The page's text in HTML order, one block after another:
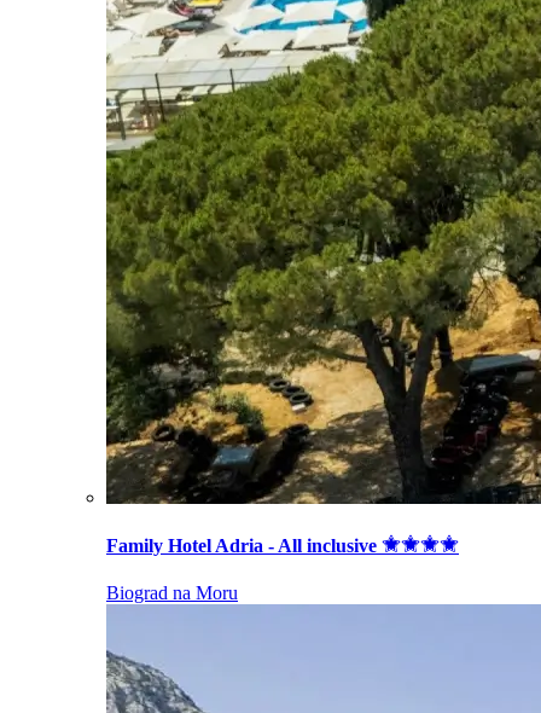
Family Hotel Adria - All inclusive
Biograd na Moru